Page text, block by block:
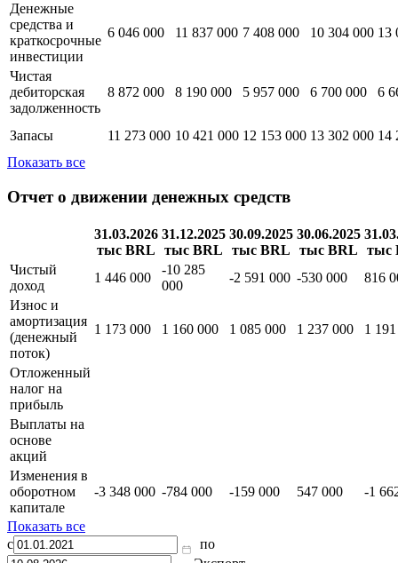
Денежные
средства и
краткосрочные
инвестиции
6 046 000 11 837 000 7 408 000 10 304 000 13
Чистая
дебиторская
задолженность
8 872 000 8 190 000 5 957 000 6 700 000 6
Запасы 11 273 000 10 421 000 12 153 000 13 302 000 14
Показать все
Отчет о движении денежных средств
31.03.2026
тыс BRL
31.12.2025
тыс BRL
30.09.2025
тыс BRL
30.06.2025
тыс BRL
тыс
Чистый
доход
1 446 000
-10 285
000
-2 591 000 -530 000
816
Износ и
амортизация
(денежный
поток)
1 173 000 1 160 000 1 085 000 1 237 000 1
Отложенный
налог на
прибыль
Выплаты на
основе
акций
Изменения в
оборотном
капитале
-3 348 000 -784 000 -159 000 547 000 -1
Показать все
с
по